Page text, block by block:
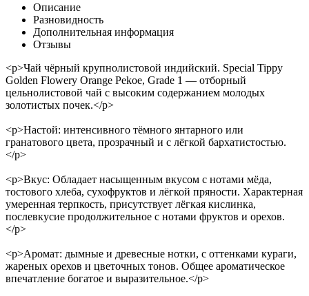
Описание
Разновидность
Дополнительная информация
Отзывы
<p>Чай чёрный крупнолистовой индийский. Special Tippy
Golden Flowery Orange Pekoe, Grade 1 — отборный
цельнолистовой чай с высоким содержанием молодых
золотистых почек.</p>
<p>Настой: интенсивного тёмного янтарного или
гранатового цвета, прозрачный и с лёгкой бархатистостью.
</p>
<p>Вкус: Обладает насыщенным вкусом с нотами мёда,
тостового хлеба, сухофруктов и лёгкой пряности. Характерная
умеренная терпкость, присутствует лёгкая кислинка,
послевкусие продолжительное с нотами фруктов и орехов.
</p>
<p>Аромат: дымные и древесные нотки, с оттенками кураги,
жареных орехов и цветочных тонов. Общее ароматическое
впечатление богатое и выразительное.</p>